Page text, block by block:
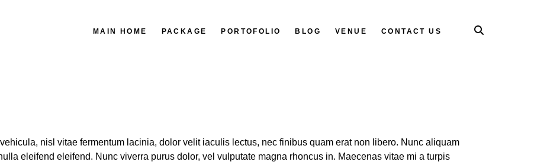
MAIN HOME PACKAGE PORTOFOLIO BLOG VENUE CONTACT US
nisl vitae fermentum lacinia, dolor velit iaculis lectus, nec finibus quam erat non libero. Nunc aliquam
eleifend eleifend. Nunc viverra purus dolor, vel vulputate magna rhoncus in. Maecenas vitae mi a turpis